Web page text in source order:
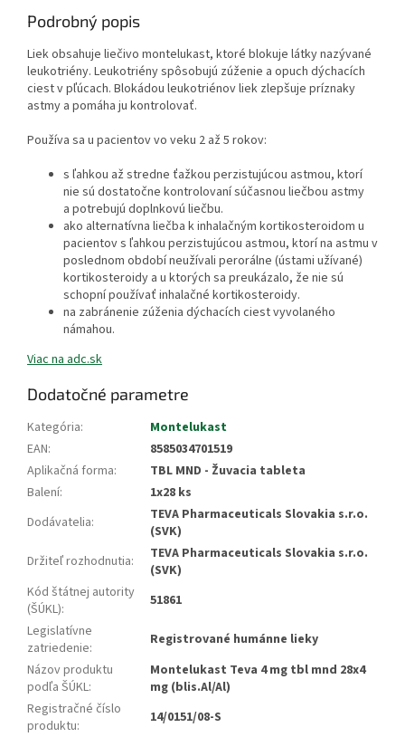
Podrobný popis
Liek obsahuje liečivo montelukast, ktoré blokuje látky nazývané
leukotriény. Leukotriény spôsobujú zúženie a opuch dýchacích
ciest v pľúcach. Blokádou leukotriénov liek zlepšuje príznaky
astmy a pomáha ju kontrolovať.
Používa sa u pacientov vo veku 2 až 5 rokov:
s ľahkou až stredne ťažkou perzistujúcou astmou, ktorí
nie sú dostatočne kontrolovaní súčasnou liečbou astmy
a potrebujú doplnkovú liečbu.
ako alternatívna liečba k inhalačným kortikosteroidom u
pacientov s ľahkou perzistujúcou astmou, ktorí na astmu v
poslednom období neužívali perorálne (ústami užívané)
kortikosteroidy a u ktorých sa preukázalo, že nie sú
schopní používať inhalačné kortikosteroidy.
na zabránenie zúženia dýchacích ciest vyvolaného
námahou.
Viac na adc.sk
Dodatočné parametre
Kategória:
Montelukast
EAN:
8585034701519
Aplikačná forma:
TBL MND - Žuvacia tableta
Balení:
1x28 ks
Dodávatelia:
TEVA Pharmaceuticals Slovakia s.r.o.
(SVK)
Držiteľ rozhodnutia:
TEVA Pharmaceuticals Slovakia s.r.o.
(SVK)
Kód štátnej autority
(ŠÚKL):
51861
Legislatívne
zatriedenie:
Registrované humánne lieky
Názov produktu
podľa ŠÚKL:
Montelukast Teva 4 mg tbl mnd 28x4
mg (blis.Al/Al)
Registračné číslo
produktu:
14/0151/08-S